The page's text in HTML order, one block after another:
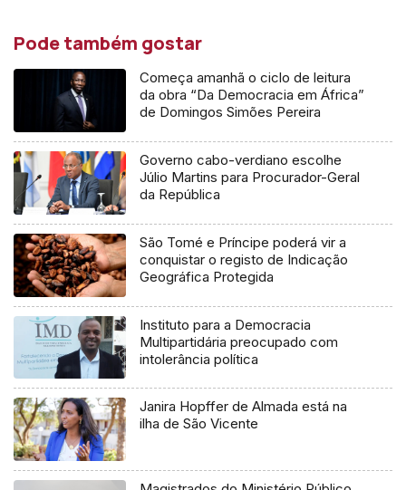
Pode também gostar
Começa amanhã o ciclo de leitura
da obra “Da Democracia em África”
de Domingos Simões Pereira
Governo cabo-verdiano escolhe
Júlio Martins para Procurador-Geral
da República
São Tomé e Príncipe poderá vir a
conquistar o registo de Indicação
Geográfica Protegida
Instituto para a Democracia
Multipartidária preocupado com
intolerância política
Janira Hopffer de Almada está na
ilha de São Vicente